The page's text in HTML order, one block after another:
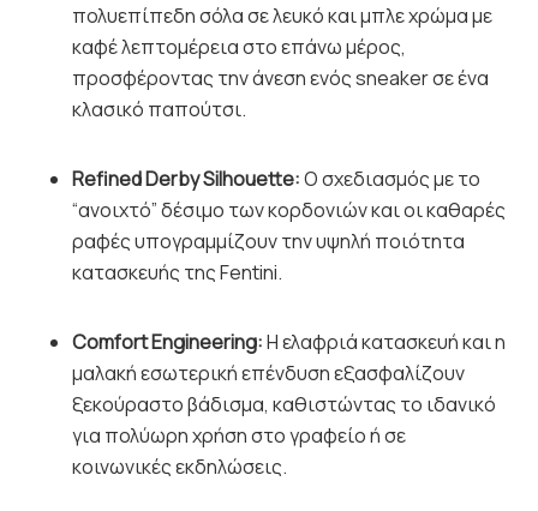
πολυεπίπεδη σόλα σε λευκό και μπλε χρώμα με
καφέ λεπτομέρεια στο επάνω μέρος,
προσφέροντας την άνεση ενός sneaker σε ένα
κλασικό παπούτσι.
Refined Derby Silhouette:Ο σχεδιασμός με το
“ανοιχτό” δέσιμο των κορδονιών και οι καθαρές
ραφές υπογραμμίζουν την υψηλή ποιότητα
κατασκευής της Fentini.
Comfort Engineering:Η ελαφριά κατασκευή και η
μαλακή εσωτερική επένδυση εξασφαλίζουν
ξεκούραστο βάδισμα, καθιστώντας το ιδανικό
για πολύωρη χρήση στο γραφείο ή σε
κοινωνικές εκδηλώσεις.